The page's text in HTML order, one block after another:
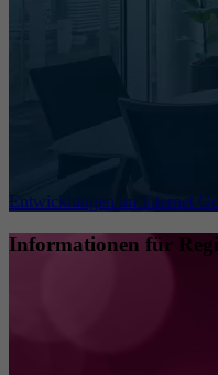
Entwicklungen im Internet
Informationen für